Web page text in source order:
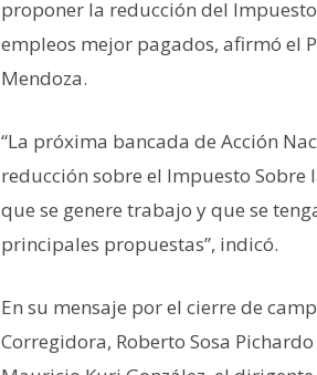
proponer la reducción del
empleos mejor pagados, afirmó el
Mendoza.
“La próxima bancada de Acción
reducción sobre el Impuesto Sobre
que se genere trabajo y que se
principales propuestas”, indicó.
En su mensaje por el cierre de
Corregidora, Roberto Sosa